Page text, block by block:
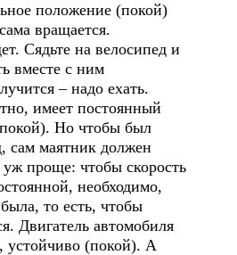
положение (покой)
вращается.
Сядьте на велосипед и
вместе с ним
– надо ехать.
имеет постоянный
Но чтобы был
сам маятник должен
уж проще: чтобы скорость
необходимо,
то есть, чтобы
Двигатель автомобиля
устойчиво (покой). А